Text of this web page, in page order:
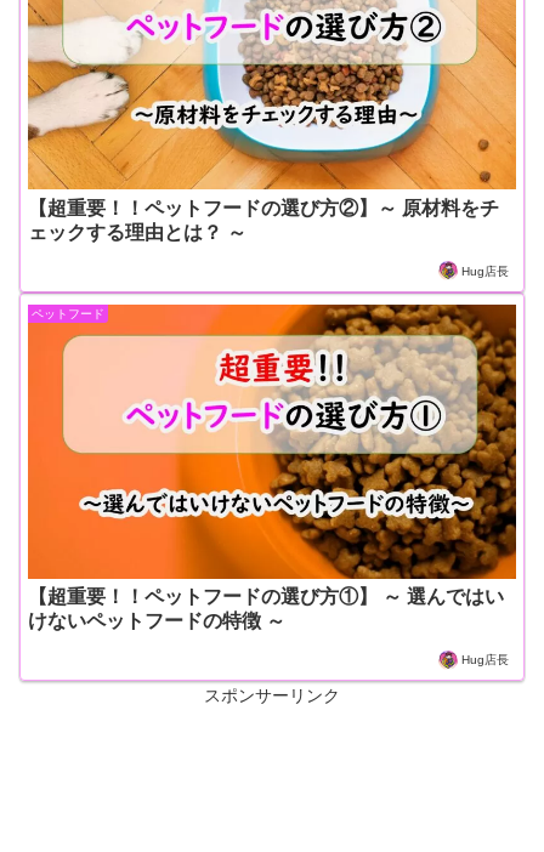
【超重要！！ペットフードの選び方②】～ 原材料をチ
ェックする理由とは？ ～
Hug店長
ペットフード
【超重要！！ペットフードの選び方①】 ～ 選んではい
けないペットフードの特徴 ～
Hug店長
スポンサーリンク